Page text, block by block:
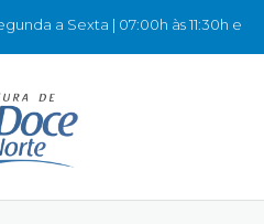
a Sexta | 07:00h às 11:30h e